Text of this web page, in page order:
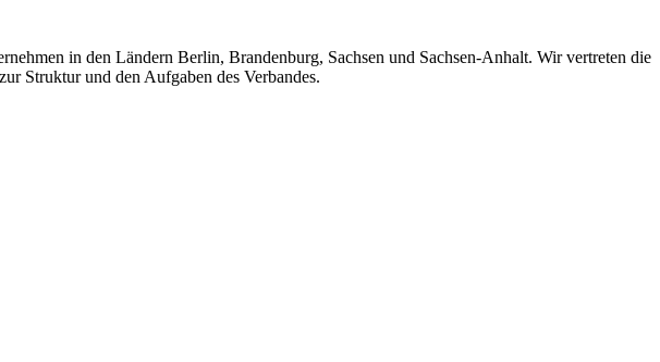
in den Ländern Berlin, Brandenburg, Sachsen und Sachsen-Anhalt. Wir vertreten die
Struktur und den Aufgaben des Verbandes.